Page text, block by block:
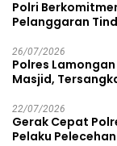
Polri
Pelanggaran
26/07/2026
Polres
Masjid,
22/07/2026
Gerak Cepat
Pelaku